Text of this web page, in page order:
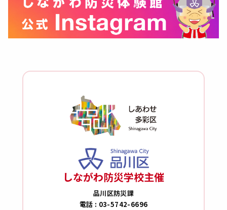
しながわ防災学校主催
品川区防災課
電話 : 03-5742-6696